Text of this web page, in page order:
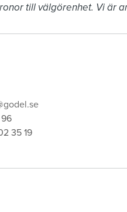
till välgörenhet. Vi är
35 19